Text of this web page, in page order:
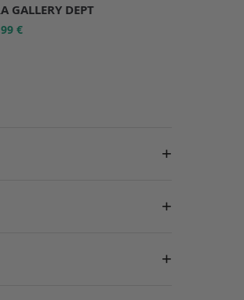
GALLERY DEPT
€
+
+
+